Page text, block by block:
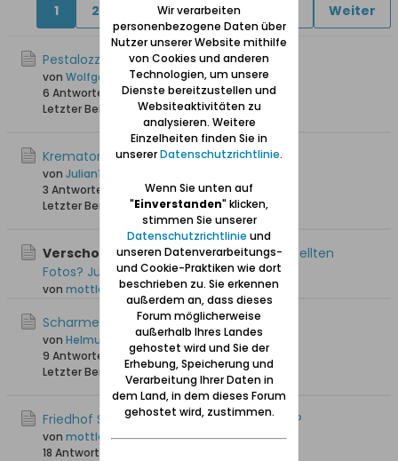
1 2 5 6 Weiter
Pestalozzischule in Langfuhr
von Wolfgang
6 Antworten
19.371 Hits 0 Likes
Letzter Beitrag
25.06.2026, 20:13
Krematorium Langfuhr
von Julian1204
3 Antworten
154 Hits0 Likes
Letzter Beitrag
29.03.2026, 22:11
Verschoben: Wo findet man die eingestellten
Fotos? Jutta
von mottlau1
Scharmestraße
von Helmut Kremer
9 Antworten
9.456 Hits0 Likes
Letzter Beitrag
05.11.2025, 12:18
Friedhof Silberhammer- wer kann helfen?
von mottlau1
18 Antworten
Wir verarbeiten
personenbezogene Daten über
Nutzer unserer Website mithilfe
von Cookies und anderen
Technologien, um unsere
Dienste bereitzustellen und
Websiteaktivitäten zu
analysieren. Weitere
Einzelheiten finden Sie in
unsererDatenschutzrichtlinie.
Wenn Sie unten auf
"Einverstanden" klicken,
stimmen Sie unserer
Datenschutzrichtlinie und
unseren Datenverarbeitungs-
und Cookie-Praktiken wie dort
beschrieben zu. Sie erkennen
außerdem an, dass dieses
Forum möglicherweise
außerhalb Ihres Landes
gehostet wird und Sie der
Erhebung, Speicherung und
Verarbeitung Ihrer Daten in
dem Land, in dem dieses Forum
gehostet wird, zustimmen.